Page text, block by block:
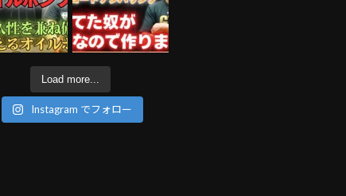
Load more...
Instagram でフォロー